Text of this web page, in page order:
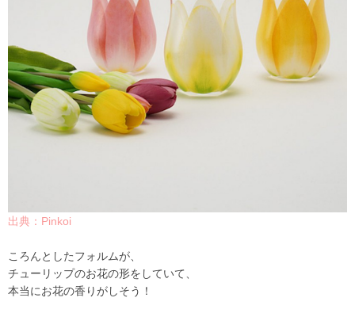
出典：Pinkoi
ころんとしたフォルムが、
チューリップのお花の形をしていて、
本当にお花の香りがしそう！